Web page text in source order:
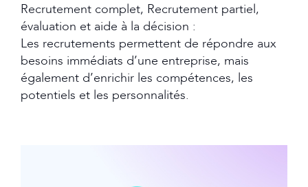
Recrutement complet, Recrutement partiel,
évaluation et aide à la décision :
Les recrutements permettent de répondre aux
besoins immédiats d’une entreprise, mais
également d’enrichir les compétences, les
potentiels et les personnalités.